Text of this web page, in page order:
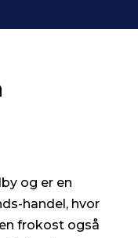
og er en
handel, hvor
frokost også